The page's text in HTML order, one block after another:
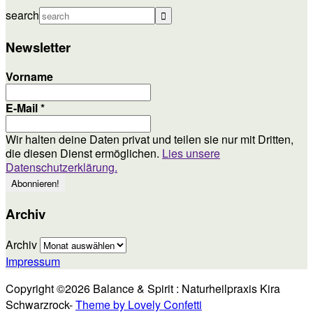
search
Newsletter
Vorname
E-Mail*
Wir halten deine Daten privat und teilen sie nur mit Dritten,
die diesen Dienst ermöglichen. Lies unsere
Datenschutzerklärung.
Archiv
Archiv
Impressum
Copyright ©2026 Balance & Spirit : Naturheilpraxis Kira
Schwarzrock-Theme by Lovely Confetti